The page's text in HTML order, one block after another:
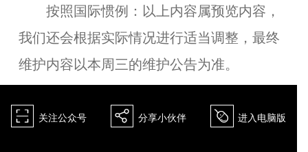
按照国际惯例： 以上内容属预览内容，
我们还会根据实际情况进行适当调整，最终
维护内容以本周三的维护公告为准。
򰀁 关注公众号 򰀂 分享小伙伴 򰀄 进入电脑版